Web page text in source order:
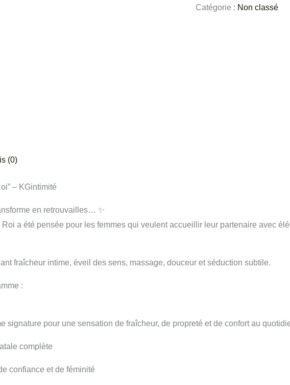
Catégorie : Non classé
(0)
– KGintimité
en retrouvailles… ✨
Roi a été pensée pour les femmes qui veulent accueillir leur partenaire avec
fraîcheur intime, éveil des sens, massage, douceur et séduction subtile.
:
signature pour une sensation de fraîcheur, de propreté et de confort au
complète
confiance et de féminité